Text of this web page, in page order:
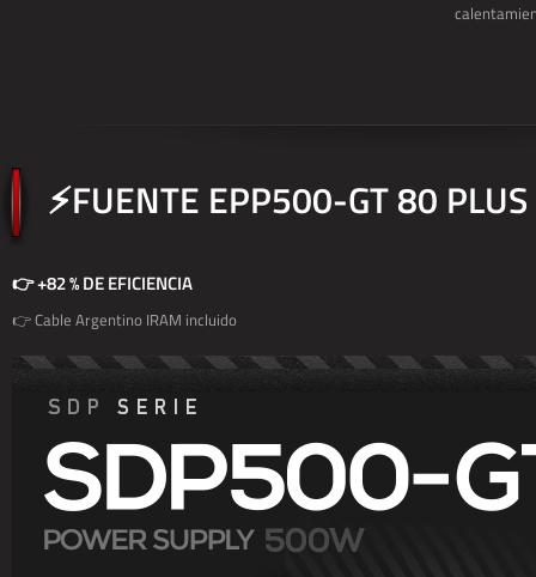
⚡FUENTE EPP500-GT 80
👉 +82 % DE EFICIENCIA
👉 Cable Argentino IRAM incluido